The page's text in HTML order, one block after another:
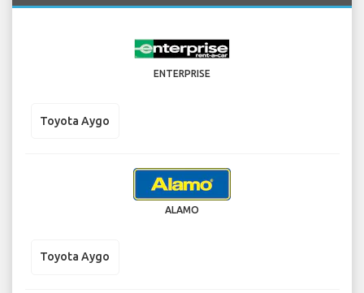
ENTERPRISE
Toyota Aygo
ALAMO
Toyota Aygo